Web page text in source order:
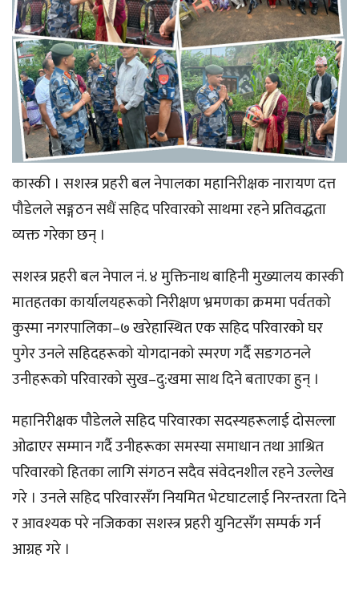
कास्की । सशस्त्र प्रहरी बल नेपालका महानिरीक्षक नारायण दत्त
पौडेलले सङ्गठन सधैं सहिद परिवारको साथमा रहने प्रतिवद्धता
व्यक्त गरेका छन् ।
सशस्त्र प्रहरी बल नेपाल नं. ४ मुक्तिनाथ बाहिनी मुख्यालय कास्की
मातहतका कार्यालयहरूको निरीक्षण भ्रमणका क्रममा पर्वतको
कुस्मा नगरपालिका–७ खरेहास्थित एक सहिद परिवारको घर
पुगेर उनले सहिदहरूको योगदानको स्मरण गर्दै सङगठनले
उनीहरूको परिवारको सुख–दु:खमा साथ दिने बताएका हुन् ।
महानिरीक्षक पौडेलले सहिद परिवारका सदस्यहरूलाई दोसल्ला
ओढाएर सम्मान गर्दै उनीहरूका समस्या समाधान तथा आश्रित
परिवारको हितका लागि संगठन सदैव संवेदनशील रहने उल्लेख
गरे । उनले सहिद परिवारसँग नियमित भेटघाटलाई निरन्तरता दिने
र आवश्यक परे नजिकका सशस्त्र प्रहरी युनिटसँग सम्पर्क गर्न
आग्रह गरे ।